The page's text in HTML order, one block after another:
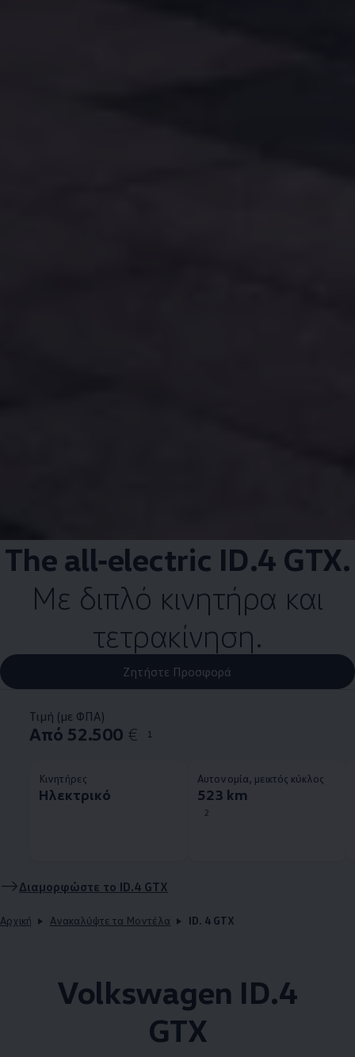
The all‑electric ID.4 GTX.
Με διπλό κινητήρα και
τετρακίνηση.
Ζητήστε Προσφορά
Τιμή (με ΦΠΑ)
Aπό 52.500 € 1
Κινητήρες
Ηλεκτρικό
Αυτονομία, μεικτός κύκλος
523 km
2
Διαμορφώστε το ID.4 GTX
Αρχική Ανακαλύψτε τα Μοντέλα ID. 4 GTX
Volkswagen ID.4
GTX